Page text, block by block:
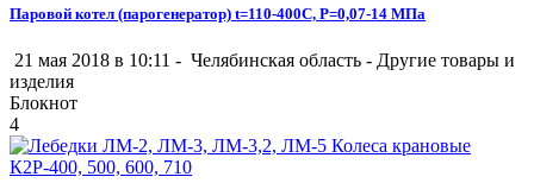
Паровой котел (парогенератор) t=110-400С, P=0,07-14 МПа
21 мая 2018 в 10:11 - Челябинская область - Другие товары и
изделия
Блокнот
4